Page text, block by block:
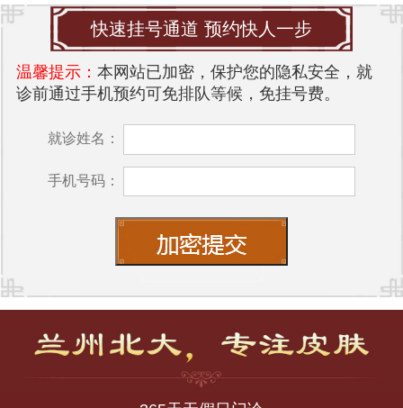
快速挂号通道 预约快人一步
温馨提示： 本网站已加密，保护您的隐私安全，就
诊前通过手机预约可免排队等候，免挂号费。
就诊姓名：
手机号码：